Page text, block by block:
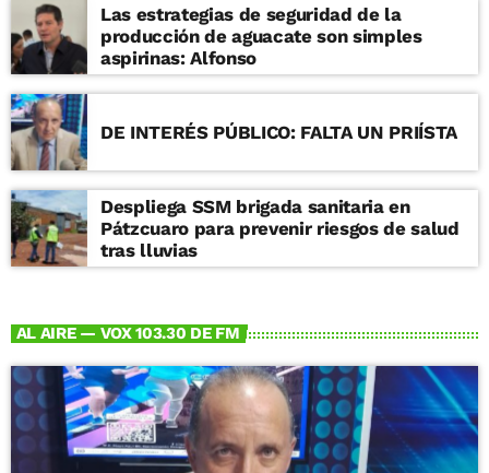
Las estrategias de seguridad de la
producción de aguacate son simples
aspirinas: Alfonso
DE INTERÉS PÚBLICO: FALTA UN PRIÍSTA
Despliega SSM brigada sanitaria en
Pátzcuaro para prevenir riesgos de salud
tras lluvias
AL AIRE — VOX 103.30 DE FM